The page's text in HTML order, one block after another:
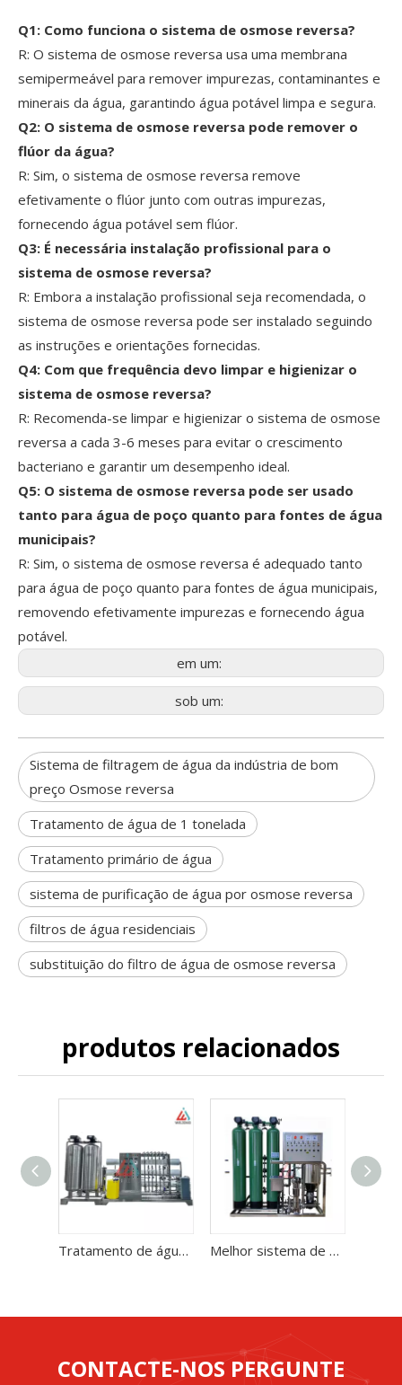
Q1: Como funciona o sistema de osmose reversa?
R: O sistema de osmose reversa usa uma membrana
semipermeável para remover impurezas, contaminantes e
minerais da água, garantindo água potável limpa e segura.
Q2: O sistema de osmose reversa pode remover o
flúor da água?
R: Sim, o sistema de osmose reversa remove
efetivamente o flúor junto com outras impurezas,
fornecendo água potável sem flúor.
Q3: É necessária instalação profissional para o
sistema de osmose reversa?
R: Embora a instalação profissional seja recomendada, o
sistema de osmose reversa pode ser instalado seguindo
as instruções e orientações fornecidas.
Q4: Com que frequência devo limpar e higienizar o
sistema de osmose reversa?
R: Recomenda-se limpar e higienizar o sistema de osmose
reversa a cada 3-6 meses para evitar o crescimento
bacteriano e garantir um desempenho ideal.
Q5: O sistema de osmose reversa pode ser usado
tanto para água de poço quanto para fontes de água
municipais?
R: Sim, o sistema de osmose reversa é adequado tanto
para água de poço quanto para fontes de água municipais,
removendo efetivamente impurezas e fornecendo água
potável.
em um:
sob um:
Sistema de filtragem de água da indústria de bom
preço Osmose reversa
Tratamento de água de 1 tonelada
Tratamento primário de água
sistema de purificação de água por osmose reversa
filtros de água residenciais
substituição do filtro de água de osmose reversa
produtos relacionados
Tratamento de água RO 2000L/H em dois estágios com aço inoxidável EDI Melhor sistema de purificação de osmose reversa
CONTACTE-NOS PERGUNTE